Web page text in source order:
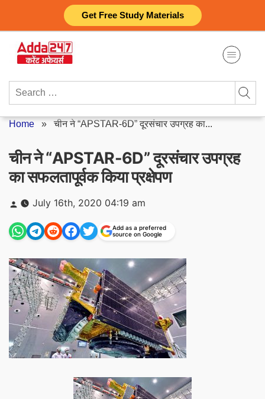
Get Free Study Materials
content
Search
Home »चीन ने “APSTAR-6D” दूरसंचार उपग्रह का...
चीन ने “APSTAR-6D” दूरसंचार उपग्रह
का सफलतापूर्वक किया प्रक्षेपण
Posted
by
July 16th, 2020 04:19 am
Add as a preferred
source on Google